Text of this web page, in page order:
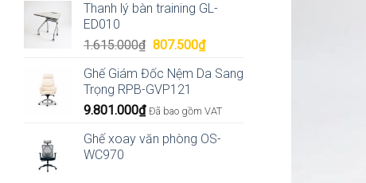
Thanh lý bàn training GL-
ED010
1.615.000₫ Giá
là:
1.615.000₫.
807.500₫Giá
tại
807.500₫.
Ghế Giám Đốc Nệm Da Sang
Trọng RPB-GVP121
9.801.000₫ Đã bao gồm VAT
Ghế xoay văn phòng OS-
WC970